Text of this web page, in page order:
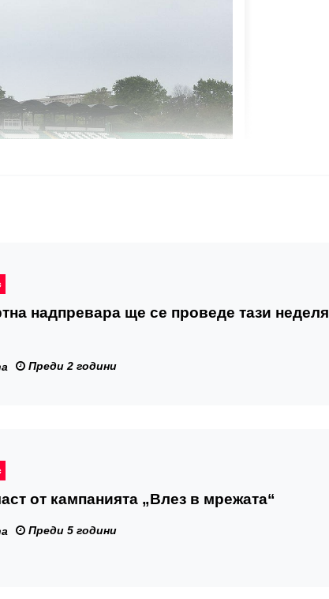
надпревара ще се проведе тази неделя
Преди 2 години
от кампанията „Влез в мрежата“
Преди 5 години